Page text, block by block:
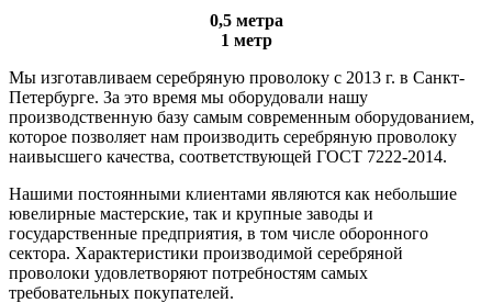
0,5 метра
1 метр
Мы изготавливаем серебряную проволоку с 2013 г. в Санкт-
Петербурге. За это время мы оборудовали нашу
производственную базу самым современным оборудованием,
которое позволяет нам производить серебряную проволоку
наивысшего качества, соответствующей ГОСТ 7222-2014.
Нашими постоянными клиентами являются как небольшие
ювелирные мастерские, так и крупные заводы и
государственные предприятия, в том числе оборонного
сектора. Характеристики производимой серебряной
проволоки удовлетворяют потребностям самых
требовательных покупателей.